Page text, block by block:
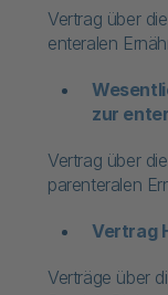
Vertrag über
enteralen
zur
Vertrag über
parenteralen
Vertrag
Verträge über